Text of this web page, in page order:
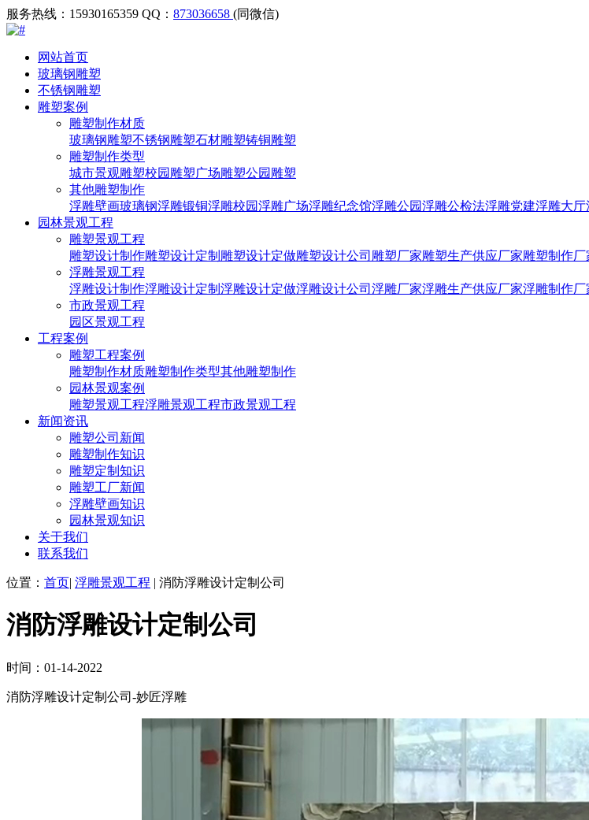
服务热线：15930165359 QQ： 873036658 (同微信)
网站首页
玻璃钢雕塑
不锈钢雕塑
雕塑案例
雕塑制作材质
玻璃钢雕塑不锈钢雕塑石材雕塑铸铜雕塑
雕塑制作类型
城市景观雕塑校园雕塑广场雕塑公园雕塑
其他雕塑制作
浮雕壁画玻璃钢浮雕锻铜浮雕校园浮雕广场浮雕纪念馆浮雕公园浮雕公检法浮雕党建浮雕大厅
园林景观工程
雕塑景观工程
雕塑设计制作雕塑设计定制 雕塑设计定做雕塑设计公司 雕塑厂家雕塑生产供应厂家雕塑制作厂
浮雕景观工程
浮雕设计制作浮雕设计定制 浮雕设计定做浮雕设计公司 浮雕厂家浮雕生产供应厂家浮雕制作厂
市政景观工程
园区景观工程
工程案例
雕塑工程案例
雕塑制作材质雕塑制作类型其他雕塑制作
园林景观案例
雕塑景观工程浮雕景观工程市政景观工程
新闻资讯
雕塑公司新闻
雕塑制作知识
雕塑定制知识
雕塑工厂新闻
浮雕壁画知识
园林景观知识
关于我们
联系我们
位置： 首页| 浮雕景观工程 | 消防浮雕设计定制公司
消防浮雕设计定制公司
时间：01-14-2022
消防浮雕设计定制公司-妙匠浮雕